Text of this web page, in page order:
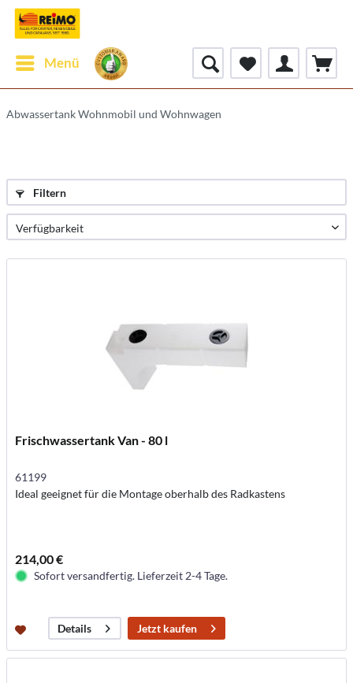
Menü
Abwassertank Wohnmobil und Wohnwagen
Filtern
Frischwassertank Van - 80 l
61199
Ideal geeignet für die Montage oberhalb des Radkastens
214,00 €
Sofort versandfertig. Lieferzeit 2-4 Tage.
Details Jetzt kaufen